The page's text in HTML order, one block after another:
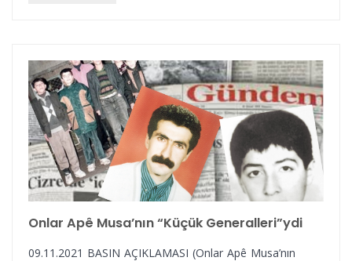
Onlar Apê Musa’nın “Küçük Generalleri”ydi
09.11.2021 BASIN AÇIKLAMASI (Onlar Apê Musa’nın